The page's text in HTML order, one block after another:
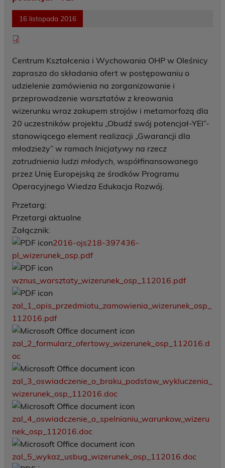
16 listopada 2016
Centrum Kształcenia i Wychowania OHP w Oleśnicy
zaprasza do składania ofert w postępowaniu o
udzielenie zamówienia na zorganizowanie i
przeprowadzenie warsztatów z kreowania
wizerunku wraz zakupem strojów i metamorfozą dla
20 uczestników projektu „Obudź swój potencjał-YEI”-
stanowiącego element realizacji „Gwarancji dla
młodzieży” w ramach Inicjatywy na rzecz
zatrudnienia ludzi młodych, współfinansowanego
przez Unię Europejską ze środków Programu
Operacyjnego Wiedza Edukacja Rozwój.
Przetarg:
Przetargi aktualne
Załącznik:
2016-ojs218-397436-
pl_wizerunek_osp.pdf
wznus_warsztaty_wizerunek_osp_112016.pdf
zal_1_opis_przedmiotu_zamowienia_wizerunek_osp_
112016.pdf
zal_2_formularz_ofertowy_wizerunek_osp_112016.d
oc
zal_3_oswiadczenie_o_braku_podstaw_wykluczenia_
wizerunek_osp_112016.doc
zal_4_oswiadczenie_o_spelnianiu_warunkow_wizeru
nek_osp_112016.doc
zal_5_wykaz_usbug_wizerunek_osp_112016.doc